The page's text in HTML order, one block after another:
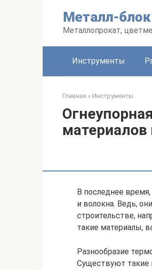
Металл-блок
Металлопрокат,
Инструменты
Главная » Инструменты
материалов
В последнее
и волокна. Ведь,
строительстве,
такие материалы,
Разнообразие
Существуют такие